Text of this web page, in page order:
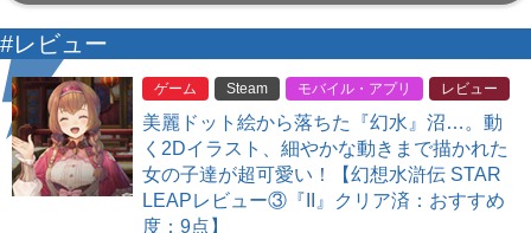
#レビュー
ゲーム Steam モバイル・アプリ レビュー
美麗ドット絵から落ちた『幻水』沼…。動
く2Dイラスト、細やかな動きまで描かれた
女の子達が超可愛い！【幻想水滸伝 STAR
LEAPレビュー③『II』クリア済：おすすめ
度：9点】